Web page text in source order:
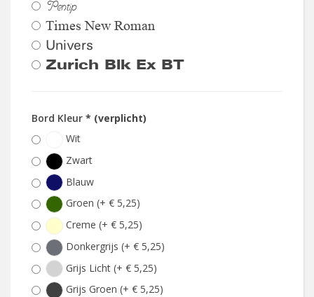
Pentip
Times New Roman
Univers
Zurich Blk Ex BT
Bord Kleur * (verplicht)
Wit
Zwart
Blauw
Groen (+ € 5,25)
Creme (+ € 5,25)
Donkergrijs (+ € 5,25)
Grijs Licht (+ € 5,25)
Grijs Groen (+ € 5,25)